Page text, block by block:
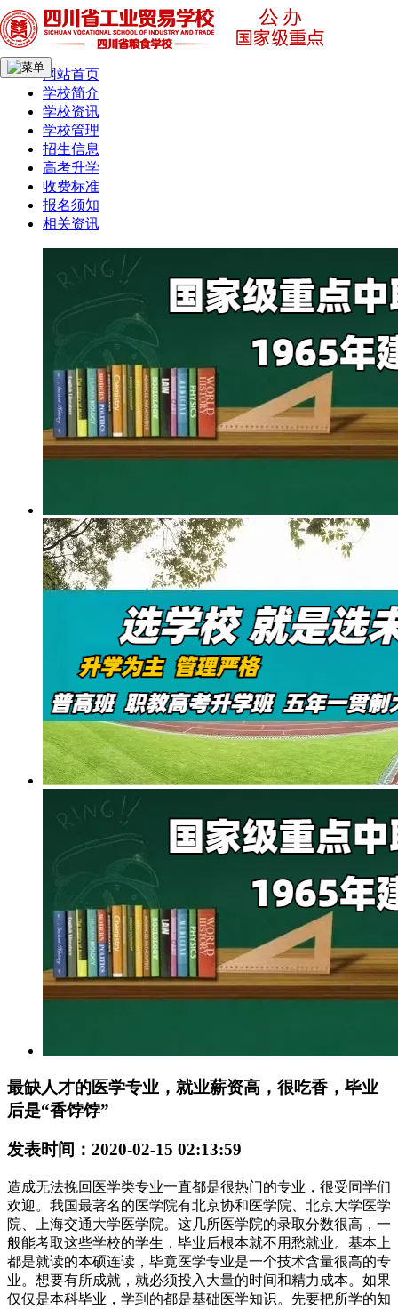
网站首页
学校简介
学校资讯
学校管理
招生信息
高考升学
收费标准
报名须知
相关资讯
最缺人才的医学专业，就业薪资高，很吃香，毕业
后是“香饽饽”
发表时间：2020-02-15 02:13:59
造成无法挽回医学类专业一直都是很热门的专业，很受同学们
欢迎。我国最著名的医学院有北京协和医学院、北京大学医学
院、上海交通大学医学院。这几所医学院的录取分数很高，一
般能考取这些学校的学生，毕业后根本就不用愁就业。基本上
都是就读的本硕连读，毕竟医学专业是一个技术含量很高的专
业。想要有所成就，就必须投入大量的时间和精力成本。如果
仅仅是本科毕业，学到的都是基础医学知识。先要把所学的知